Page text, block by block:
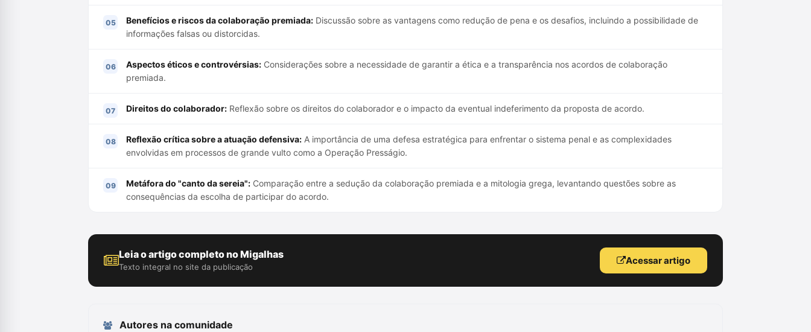
Benefícios e riscos da colaboração premiada: Discussão sobre as vantagens como redução de pena e os desafios, incluindo a possibilidade de
informações falsas ou distorcidas.
Aspectos éticos e controvérsias: Considerações sobre a necessidade de garantir a ética e a transparência nos acordos de colaboração
premiada.
Direitos do colaborador: Reflexão sobre os direitos do colaborador e o impacto da eventual indeferimento da proposta de acordo.
Reflexão crítica sobre a atuação defensiva: A importância de uma defesa estratégica para enfrentar o sistema penal e as complexidades
envolvidas em processos de grande vulto como a Operação Presságio.
Metáfora do "canto da sereia": Comparação entre a sedução da colaboração premiada e a mitologia grega, levantando questões sobre as
consequências da escolha de participar do acordo.
Leia o artigo completo no Migalhas
Texto integral no site da publicação
Acessar artigo
Autores na comunidade